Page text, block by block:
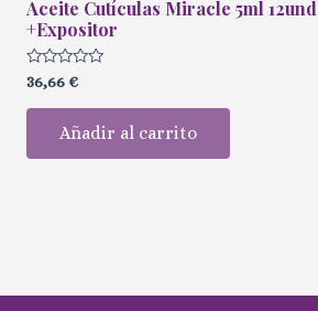
Aceite Cutículas Miracle 5ml 12und
+Expositor
Valorado
con
0
36,66 €
Añadir al carrito